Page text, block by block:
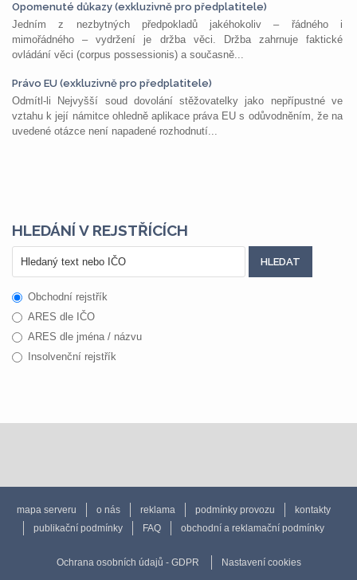
Opomenuté důkazy (exkluzivně pro předplatitele)
Jedním z nezbytných předpokladů jakéhokoliv – řádného i
mimořádného – vydržení je držba věci. Držba zahrnuje faktické
ovládání věci (corpus possessionis) a současně...
Právo EU (exkluzivně pro předplatitele)
Odmítl-li Nejvyšší soud dovolání stěžovatelky jako nepřípustné ve
vztahu k její námitce ohledně aplikace práva EU s odůvodněním, že na
uvedené otázce není napadené rozhodnutí...
HLEDÁNÍ V REJSTŘÍCÍCH
Obchodní rejstřík
ARES dle IČO
ARES dle jména / názvu
Insolvenční rejstřík
mapa serveru o nás reklama podmínky provozu
kontakty
publikační podmínky
FAQ obchodní a reklamační podmínky
Ochrana osobních údajů - GDPR Nastavení cookies